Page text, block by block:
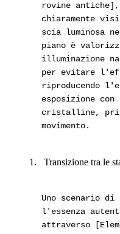
rovine
chiaramente
scia luminosa
piano è
illuminazione
per evitare
riproducendo
esposizione
cristalline,
movimento.
Transizione tra le
Uno scenario
l'essenza
attraverso